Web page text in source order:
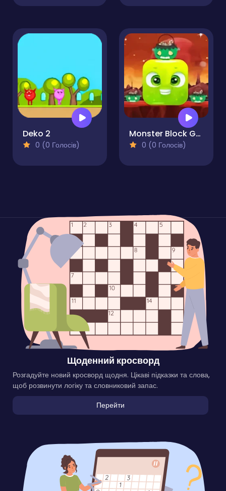
Deko 2
0 (0 Голосів)
Monster Block Game
0 (0 Голосів)
Щоденний кросворд
Розгадуйте новий кросворд щодня. Цікаві підказки та слова,
щоб розвинути логіку та словниковий запас.
Перейти